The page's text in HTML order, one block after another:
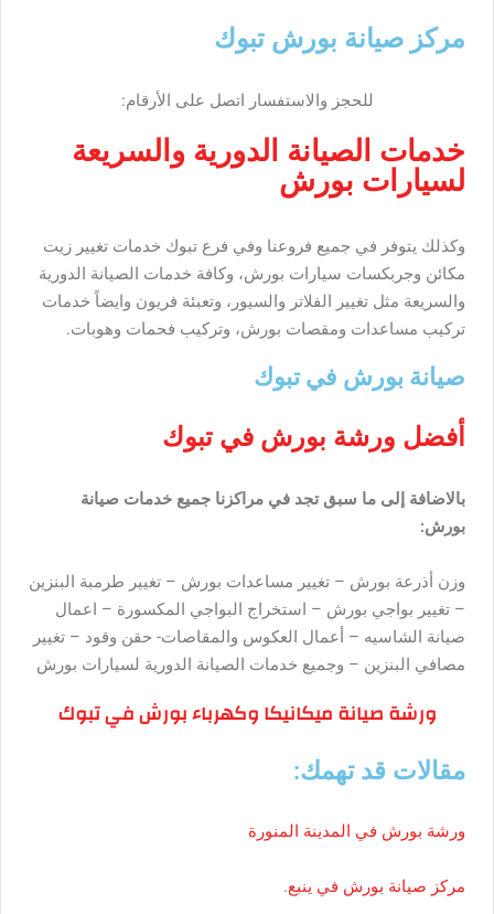
مركز صيانة بورش تبوك
للحجز والاستفسار اتصل على الأرقام:
خدمات الصيانة الدورية والسريعة
لسيارات بورش
وكذلك يتوفر في جميع فروعنا وفي فرع تبوك خدمات تغيير زيت
مكائن وجربكسات سيارات بورش، وكافة خدمات الصيانة الدورية
والسريعة مثل تغيير الفلاتر والسيور، وتعبئة فريون وايضاً خدمات
تركيب مساعدات ومقصات بورش، وتركيب فحمات وهوبات.
صيانة بورش في تبوك
أفضل ورشة بورش في تبوك
بالاضافة إلى ما سبق تجد في مراكزنا جميع خدمات صيانة
بورش:
وزن أذرعة بورش – تغيير مساعدات بورش – تغيير طرمبة البنزين
– تغيير بواجي بورش – استخراج البواجي المكسورة – اعمال
صيانة الشاسيه – أعمال العكوس والمقاصات- حقن وقود – تغيير
مصافي البنزين – وجميع خدمات الصيانة الدورية لسيارات بورش
ورشة صيانة ميكانيكا وكهرباء بورش في تبوك
مقالات قد تهمك:
ورشة بورش في المدينة المنورة
مركز صيانة بورش في ينبع.